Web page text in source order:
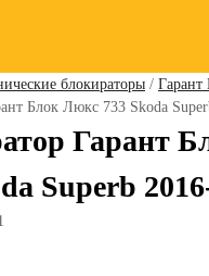
блокираторы /
Блок Люкс 733 Skoda
Гарант
Superb